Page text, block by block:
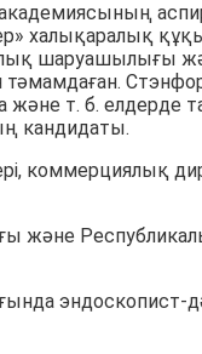
халықаралық
шаруашылығы
және т. б. елдерде
кандидаты.
коммерциялық
және
эндоскопист-